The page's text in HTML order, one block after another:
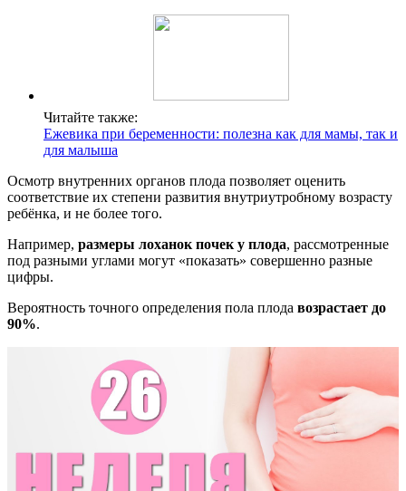
Читайте также:
Ежевика при беременности: полезна как для мамы, так и
для малыша
Осмотр внутренних органов плода позволяет оценить
соответствие их степени развития внутриутробному возрасту
ребёнка, и не более того.
Например, размеры лоханок почек у плода, рассмотренные
под разными углами могут «показать» совершенно разные
цифры.
Вероятность точного определения пола плода возрастает до
90%.